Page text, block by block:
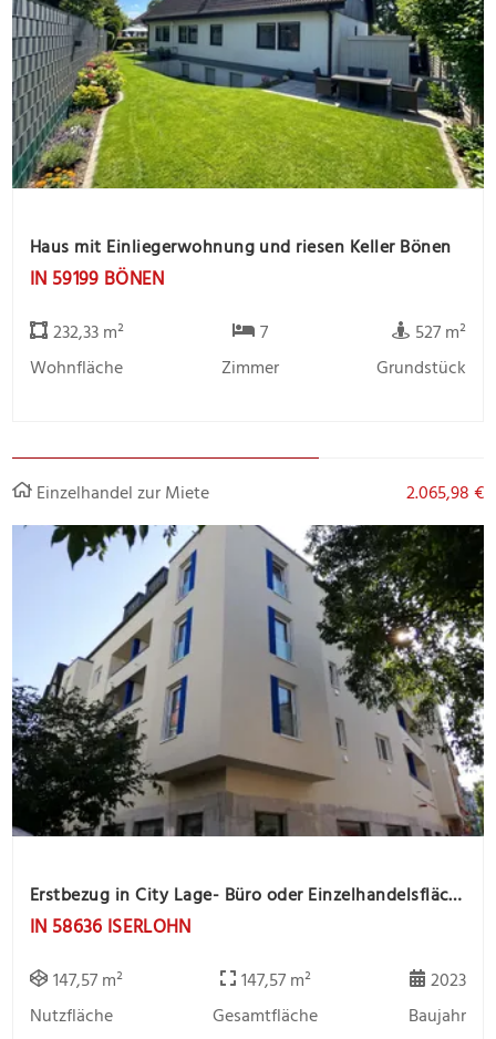
Haus mit Einliegerwohnung und riesen Keller Bönen
IN 59199 BÖNEN
232,33 m²
Wohnfläche
7
Zimmer
527 m²
Grundstück
Einzelhandel zur Miete 2.065,98 €
Erstbezug in City Lage- Büro oder Einzelhandelsfläche sucht Mieter
IN 58636 ISERLOHN
147,57 m²
Nutzfläche
147,57 m²
Gesamtfläche
2023
Baujahr